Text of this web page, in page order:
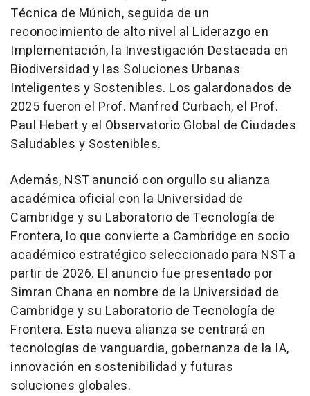
Técnica de Múnich, seguida de un
reconocimiento de alto nivel al Liderazgo en
Implementación, la Investigación Destacada en
Biodiversidad y las Soluciones Urbanas
Inteligentes y Sostenibles. Los galardonados de
2025 fueron el Prof. Manfred Curbach, el Prof.
Paul Heberty el Observatorio Global de Ciudades
Saludables y Sostenibles.
Además, NST anunció con orgullo su alianza
académica oficial con la Universidad de
Cambridge y su Laboratorio de Tecnología de
Frontera, lo que convierte a Cambridge en socio
académico estratégico seleccionado para NST a
partir de 2026. El anuncio fue presentado por
Simran Chana en nombre de la Universidad de
Cambridge y su Laboratorio de Tecnología de
Frontera. Esta nueva alianza se centrará en
tecnologías de vanguardia, gobernanza de la IA,
innovación en sostenibilidad y futuras
soluciones globales.